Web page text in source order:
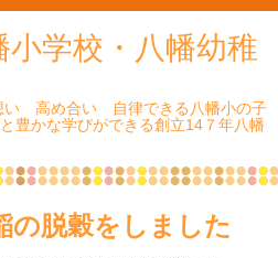
小学校・八幡幼稚
い 高め合い 自律できる八幡小の子
豊かな学びができる創立14７年八幡
の脱穀をしました